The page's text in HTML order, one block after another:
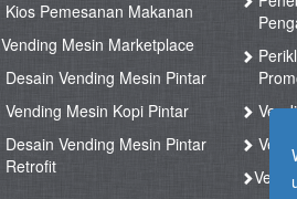
Kios Pemesanan Makanan
Vending Mesin Marketplace
Desain Vending Mesin Pintar
Vending Mesin Kopi Pintar
Desain Vending Mesin Pintar
Retrofit